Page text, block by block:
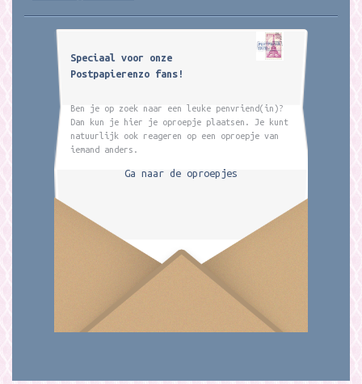
Speciaal voor onze
Postpapierenzo fans!
Ben je op zoek naar een leuke penvriend(in)?
Dan kun je hier je oproepje plaatsen. Je kunt
natuurlijk ook reageren op een oproepje van
iemand anders.
Ga naar de oproepjes